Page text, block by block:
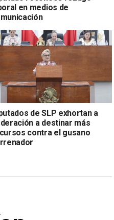
en medios de
de SLP exhortan a
a destinar más
contra el gusano